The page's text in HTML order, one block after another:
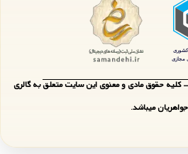
کلیه حقوق مادی و معنوی این سایت متعلق به گالری
جواهریان میباشد.